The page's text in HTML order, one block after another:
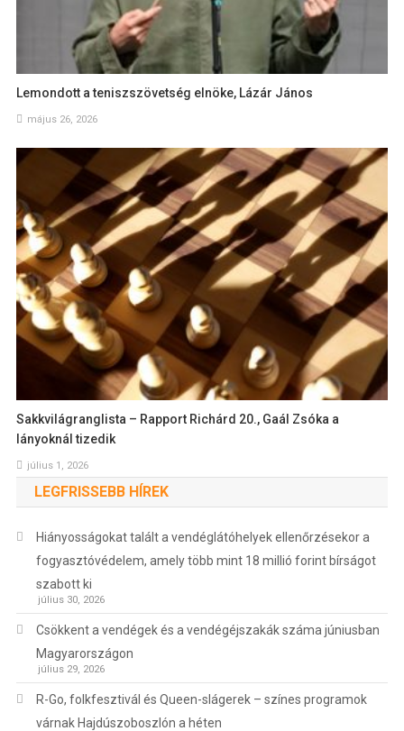
Lemondott a teniszszövetség elnöke, Lázár János
május 26, 2026
Sakkvilágranglista – Rapport Richárd 20., Gaál Zsóka a
lányoknál tizedik
július 1, 2026
LEGFRISSEBB HÍREK
Hiányosságokat talált a vendéglátóhelyek ellenőrzésekor a
fogyasztóvédelem, amely több mint 18 millió forint bírságot
szabott ki
július 30, 2026
Csökkent a vendégek és a vendégéjszakák száma júniusban
Magyarországon
július 29, 2026
R-Go, folkfesztivál és Queen-slágerek – színes programok
várnak Hajdúszoboszlón a héten